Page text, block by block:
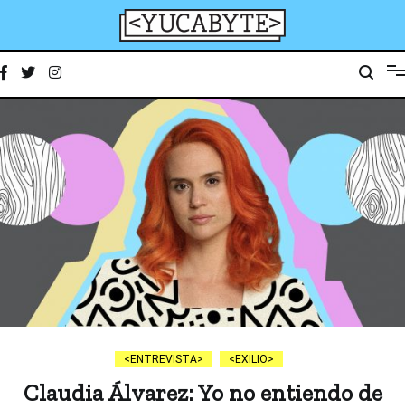
YucaByte
ENTREVISTA EXILIO
Claudia Álvarez: Yo no entiendo de